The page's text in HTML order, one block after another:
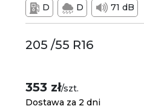
D D 71 dB
205 /55 R16
353 zł/szt.
Dostawa za 2 dni